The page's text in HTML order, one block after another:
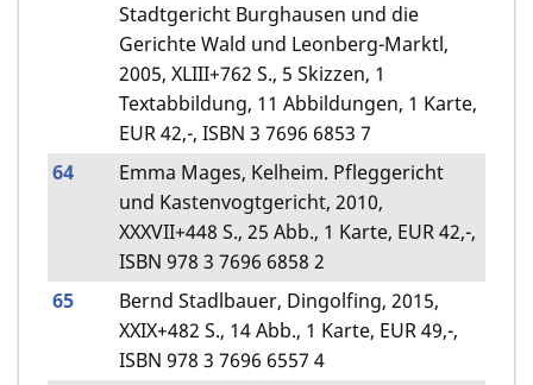
Stadtgericht Burghausen und die
Gerichte Wald und Leonberg-Marktl,
2005, XLIII+762 S., 5 Skizzen, 1
Textabbildung, 11 Abbildungen, 1 Karte,
EUR 42,-, ISBN 3 7696 6853 7
64
Emma Mages, Kelheim. Pfleggericht
und Kastenvogtgericht, 2010,
XXXVII+448 S., 25 Abb., 1 Karte, EUR 42,-,
ISBN 978 3 7696 6858 2
65
Bernd Stadlbauer, Dingolfing, 2015,
XXIX+482 S., 14 Abb., 1 Karte, EUR 49,-,
ISBN 978 3 7696 6557 4